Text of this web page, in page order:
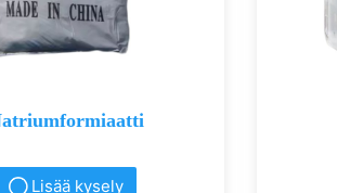
Lisää kysely